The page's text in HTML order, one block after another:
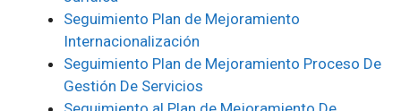
Seguimiento Plan de Mejoramiento
Internacionalización
Seguimiento Plan de Mejoramiento Proceso De
Gestión De Servicios